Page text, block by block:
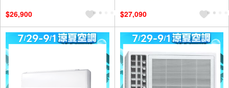
及使用6期以上分期0利率,需付
基本安裝運費)
滿額折$500
$26,900
自行評估)
及使用6期以上分期0利率,需付
基本安裝運費)
滿額折$500
$27,090